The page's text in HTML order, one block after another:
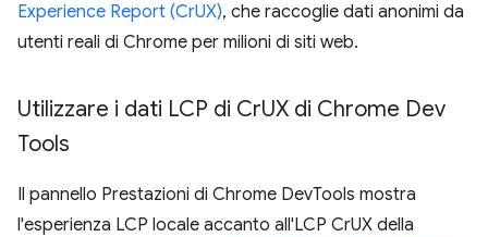
Experience Report (CrUX), che raccoglie dati anonimi da
utenti reali di Chrome per milioni di siti web.
Utilizzare i dati LCP di CrUX di Chrome Dev
Tools
Il pannello Prestazioni di Chrome DevTools mostra
l'esperienza LCP locale accanto all'LCP CrUX della